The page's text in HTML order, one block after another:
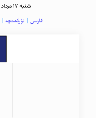
شنبه ۱۷ مرداد ۱۴۰۵
فارسی | تؤرکمنچه |